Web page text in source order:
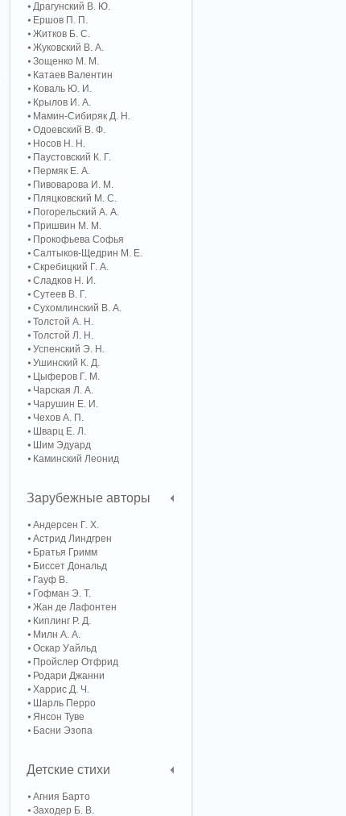
Драгунский В. Ю.
Ершов П. П.
Житков Б. С.
Жуковский В. А.
Зощенко М. М.
Катаев Валентин
Коваль Ю. И.
Крылов И. А.
Мамин-Сибиряк Д. Н.
Одоевский В. Ф.
Носов Н. Н.
Паустовский К. Г.
Пермяк Е. А.
Пивоварова И. М.
Пляцковский М. С.
Погорельский А. A.
Пришвин М. М.
Прокофьева Софья
Салтыков-Щедрин М. Е.
Скребицкий Г. А.
Сладков Н. И.
Сутеев В. Г.
Сухомлинский В. А.
Толстой А. Н.
Толстой Л. Н.
Успенский Э. Н.
Ушинский К. Д.
Цыферов Г. М.
Чарская Л. А.
Чарушин Е. И.
Чехов А. П.
Шварц Е. Л.
Шим Эдуард
Каминский Леонид
Зарубежные авторы
Андерсен Г. Х.
Астрид Линдгрен
Братья Гримм
Биссет Дональд
Гауф В.
Гофман Э. Т.
Жан де Лафонтен
Киплинг Р. Д.
Милн А. А.
Оскар Уайльд
Пройслер Отфрид
Родари Джанни
Харрис Д. Ч.
Шарль Перро
Янсон Туве
Басни Эзопа
Детские стихи
Агния Барто
Заходер Б. В.